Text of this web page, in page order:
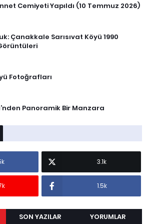
Cemiyeti Yapıldı (10 Temmuz 2026)
Çanakkale Sarısıvat Köyü 1990
Fotoğrafları
Panoramik Bir Manzara
3.1k
1.5k
SON YAZILAR YORUMLAR